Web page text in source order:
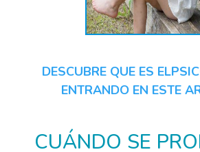
DESCUBRE QUE ES
ENTRANDO EN ESTE
CUÁNDO SE